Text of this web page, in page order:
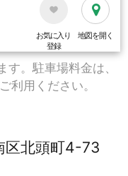
お気に入り
登録
地図を開く
。駐車場料金は、
利用ください。
区北頭町4-73